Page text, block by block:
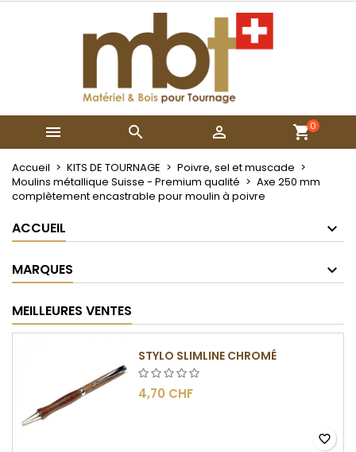
   0
Accueil KITS DE TOURNAGE
Poivre, sel et muscade
Moulins métallique Suisse - Premium qualité
Axe 250 mm
complètement encastrable pour moulin à poivre
ACCUEIL
MARQUES
MEILLEURES VENTES
STYLO SLIMLINE CHROMÉ
4,70 CHF
favorite_border
Mes listes
Créer une nouvelle liste
Créer une liste d'envies
Connexion
Vous devez être connecté pour ajouter des produits
à votre liste d'envies.
Annuler Connexion